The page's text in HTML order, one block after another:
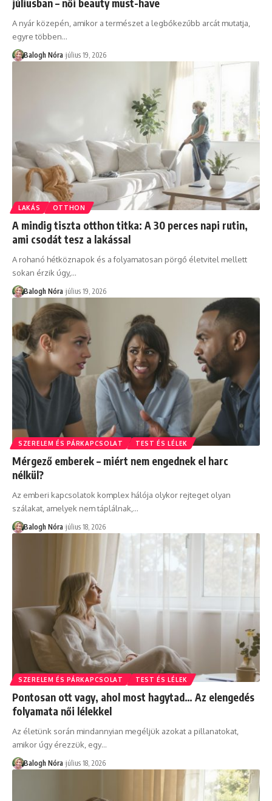
júliusban – női beauty must-have
A nyár közepén, amikor a természet a legbőkezűbb arcát mutatja,
egyre többen…
Balogh Nóra július 19, 2026
LAKÁS OTTHON
A mindig tiszta otthon titka: A 30 perces napi rutin,
ami csodát tesz a lakással
A rohanó hétköznapok és a folyamatosan pörgő életvitel mellett
sokan érzik úgy,…
Balogh Nóra július 19, 2026
SZERELEM ÉS PÁRKAPCSOLAT TEST ÉS LÉLEK
Mérgező emberek – miért nem engednek el harc
nélkül?
Az emberi kapcsolatok komplex hálója olykor rejteget olyan
szálakat, amelyek nem táplálnak,…
Balogh Nóra július 18, 2026
SZERELEM ÉS PÁRKAPCSOLAT TEST ÉS LÉLEK
Pontosan ott vagy, ahol most hagytad… Az elengedés
folyamata női lélekkel
Az életünk során mindannyian megéljük azokat a pillanatokat,
amikor úgy érezzük, egy…
Balogh Nóra július 18, 2026